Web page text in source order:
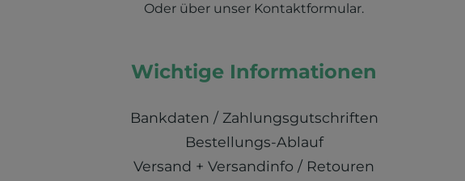
Oder über unser Kontaktformular.
Wichtige Informationen
Bankdaten / Zahlungsgutschriften
Bestellungs-Ablauf
Versand + Versandinfo / Retouren